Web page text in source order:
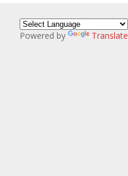
Powered by Translate